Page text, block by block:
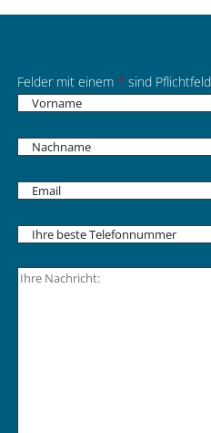
Felder mit einem * sind